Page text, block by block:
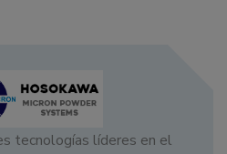
tecnologías líderes en el